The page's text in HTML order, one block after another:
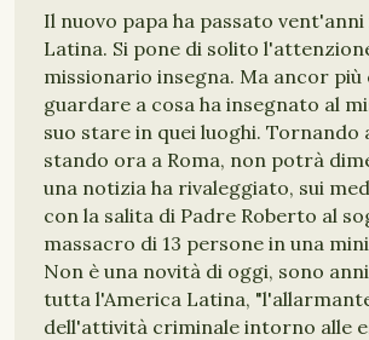
Il nuovo papa ha passato
Latina. Si pone di solito
missionario insegna. Ma ancor più
guardare a cosa ha insegnato al
suo stare in quei luoghi. Tornando
stando ora a Roma, non potrà
una notizia ha rivaleggiato, sui
con la salita di Padre Roberto al
massacro di 13 persone in una
Non è una novità di oggi, sono
tutta l'America Latina,
dell'attività criminale intorno alle